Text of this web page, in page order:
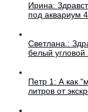
Ирина:
под аквариум
Светлана.:
белый угловой
Петр 1: А как
литров от